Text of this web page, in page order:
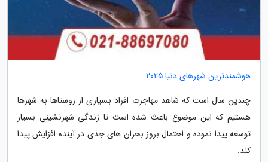
هوشمندترین شهرهای دنیا 2025
چندین سال است که شاهد مهاجرت افراد بسیاری از روستاها به شهرها
هستیم که این موضوع باعث شده است تا زندگی شهرنشینی بسیار
توسعه پیدا نموده و احتمال بروز بحران های جدی در آینده افزایش پیدا
کند.